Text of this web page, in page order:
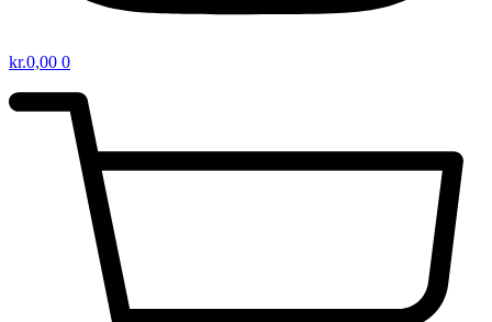
kr.0,00 0